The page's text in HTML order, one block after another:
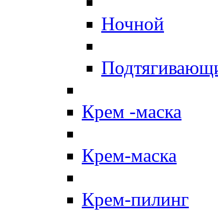
Ночной
Крем -маска
Крем-маска
Крем-пилинг